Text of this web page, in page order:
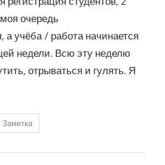
очередь
а учёба / работа начинается
недели. Всю эту неделю
отрываться и гулять. Я
Заметка